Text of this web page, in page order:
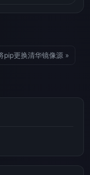
pip更换清华镜像源 »